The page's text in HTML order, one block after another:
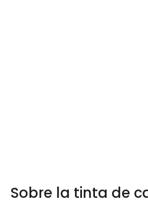
Sobre la tinta de